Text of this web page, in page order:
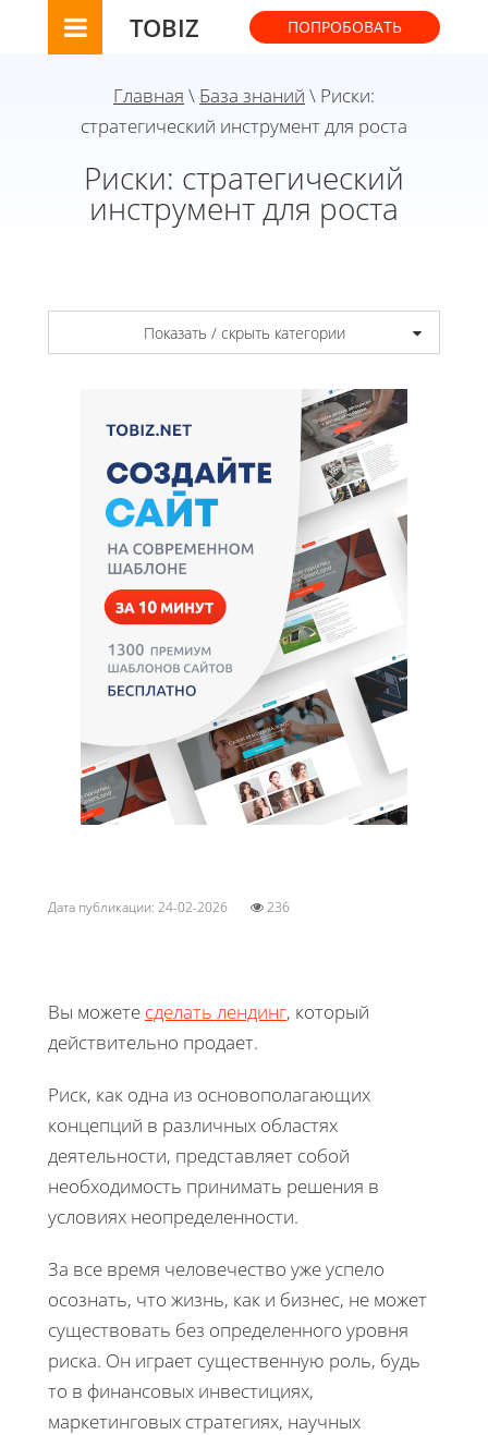
TOBIZ ПОПРОБОВАТЬ
Главная \ База знаний \ Риски:
стратегический инструмент для роста
Риски: стратегический
инструмент для роста
Показать / скрыть категории
Дата публикации: 24-02-2026 236
Вы можете сделать лендинг, который
действительно продает.
Риск, как одна из основополагающих
концепций в различных областях
деятельности, представляет собой
необходимость принимать решения в
условиях неопределенности.
За все время человечество уже успело
осознать, что жизнь, как и бизнес, не может
существовать без определенного уровня
риска. Он играет существенную роль, будь
то в финансовых инвестициях,
маркетинговых стратегиях, научных